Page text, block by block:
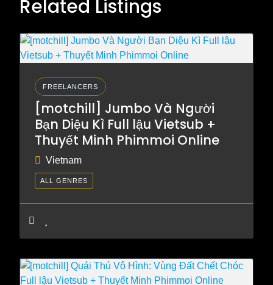
Related Listings
FREELANCERS
[motchill] Jumbo Và Người
Bạn Diệu Kì Full lậu Vietsub +
Thuyết Minh Phimmoi Online
Vietnam
ALL GENRES